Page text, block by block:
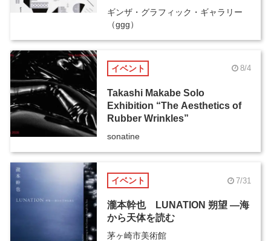
ギンザ・グラフィック・ギャラリー
（ggg）
イベント 8/4
Takashi Makabe Solo
Exhibition “The Aesthetics of
Rubber Wrinkles”
sonatine
イベント 7/31
瀧本幹也 LUNATION 朔望 ―海
から天体を読む
茅ヶ崎市美術館